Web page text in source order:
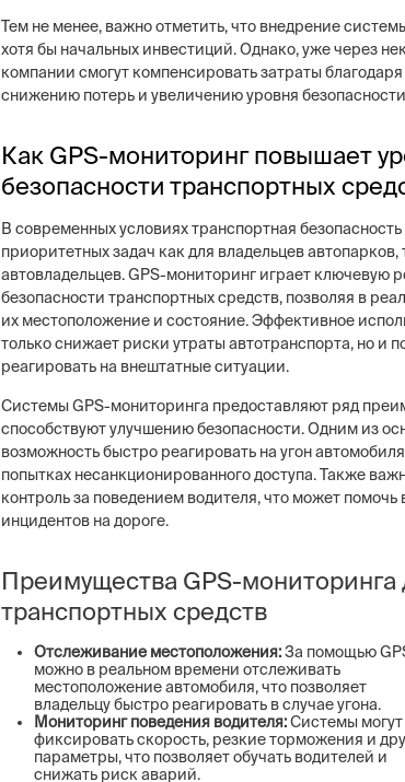
Тем не менее, важно отметить, что внедрение
хотя бы начальных инвестиций. Однако, уже через
компании смогут компенсировать затраты
снижению потерь и увеличению уровня
Как GPS-мониторинг повышает
безопасности транспортных
В современных условиях транспортная
приоритетных задач как для владельцев автопарков,
автовладельцев. GPS-мониторинг играет ключевую
безопасности транспортных средств, позволяя в
их местоположение и состояние. Эффективное
только снижает риски утраты автотранспорта, но и
реагировать на внештатные ситуации.
Системы GPS-мониторинга предоставляют ряд
способствуют улучшению безопасности. Одним из
возможность быстро реагировать на угон
попытках несанкционированного доступа. Также
контроль за поведением водителя, что может
инцидентов на дороге.
Преимущества GPS-мониторинга
транспортных средств
Отслеживание местоположения:За помощью
можно в реальном времени отслеживать
местоположение автомобиля, что позволяет
владельцу быстро реагировать в случае угона.
Мониторинг поведения водителя:Системы могут
фиксировать скорость, резкие торможения и
параметры, что позволяет обучать водителей и
снижать риск аварий.